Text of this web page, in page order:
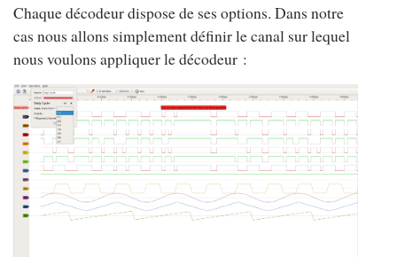
Chaque décodeur dispose de ses options. Dans notre
cas nous allons simplement définir le canal sur lequel
nous voulons appliquer le décodeur :